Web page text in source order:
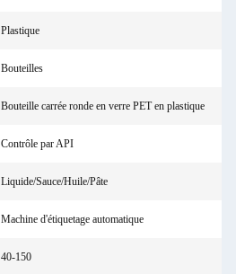
Plastique
Bouteilles
Bouteille carrée ronde en verre PET en plastique
Contrôle par API
Liquide/Sauce/Huile/Pâte
Machine d'étiquetage automatique
40-150